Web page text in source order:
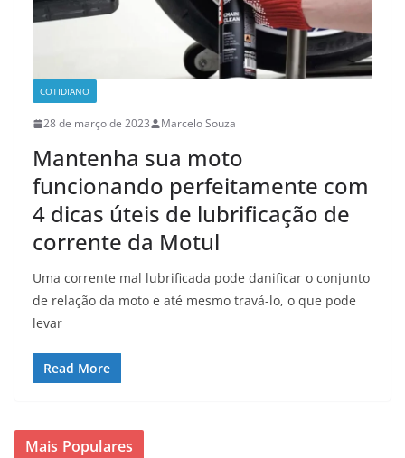
COTIDIANO
28 de março de 2023 Marcelo Souza
Mantenha sua moto
funcionando perfeitamente com
4 dicas úteis de lubrificação de
corrente da Motul
Uma corrente mal lubrificada pode danificar o conjunto
de relação da moto e até mesmo travá-lo, o que pode
levar
Read More
Mais Populares